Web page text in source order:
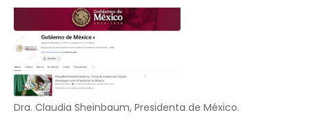
Dra. Claudia Sheinbaum, Presidenta de México.